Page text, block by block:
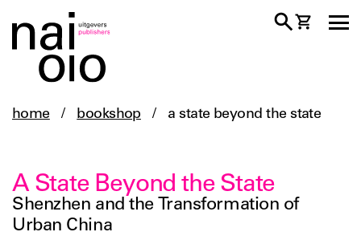
home / bookshop / a state beyond the state
A State Beyond the State
Shenzhen and the Transformation of
Urban China